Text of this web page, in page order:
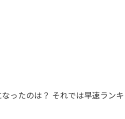
ったのは？ それでは早速ラン